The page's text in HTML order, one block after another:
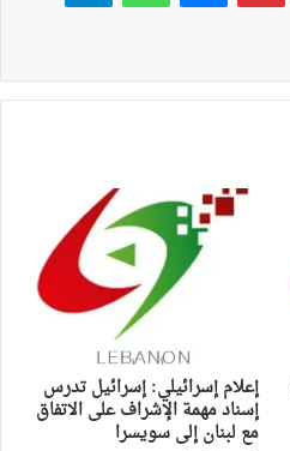
إعلام إسرائيلي: إسرائيل تدرس
إسناد مهمة الإشراف على الاتفاق
مع لبنان إلى سويسرا